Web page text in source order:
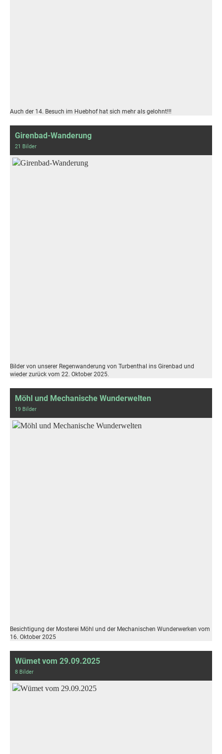
Auch der 14. Besuch im Huebhof hat sich mehr als gelohnt!!!
Girenbad-Wanderung
21 Bilder
Bilder von unserer Regenwanderung von Turbenthal ins Girenbad und
wieder zurück vom 22. Oktober 2025.
Möhl und Mechanische Wunderwelten
19 Bilder
Besichtigung der Mosterei Möhl und der Mechanischen Wunderwerken vom
16. Oktober 2025
Wümet vom 29.09.2025
8 Bilder